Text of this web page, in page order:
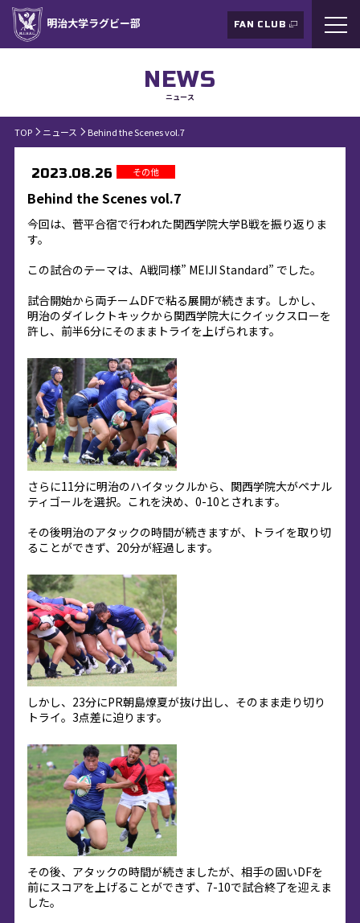
明治大学ラグビー部 FAN CLUB
NEWS
ニュース
TOP ニュース Behind the Scenes vol.7
2023.08.26 その他
Behind the Scenes vol.7
今回は、菅平合宿で行われた関西学院大学B戦を振り返りま
す。
この試合のテーマは、A戦同様” MEIJI Standard” でした。
試合開始から両チームDFで粘る展開が続きます。しかし、
明治のダイレクトキックから関西学院大にクイックスローを
許し、前半6分にそのままトライを上げられます。
さらに11分に明治のハイタックルから、関西学院大がペナル
ティゴールを選択。これを決め、0-10とされます。
その後明治のアタックの時間が続きますが、トライを取り切
ることができず、20分が経過します。
しかし、23分にPR朝島燎夏が抜け出し、そのまま走り切り
トライ。3点差に迫ります。
その後、アタックの時間が続きましたが、相手の固いDFを
前にスコアを上げることができず、7-10で試合終了を迎えま
した。